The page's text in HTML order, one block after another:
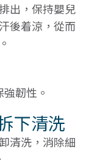
出，保持嬰兒
後着涼，從而
韌性。
下清洗
清洗，消除細